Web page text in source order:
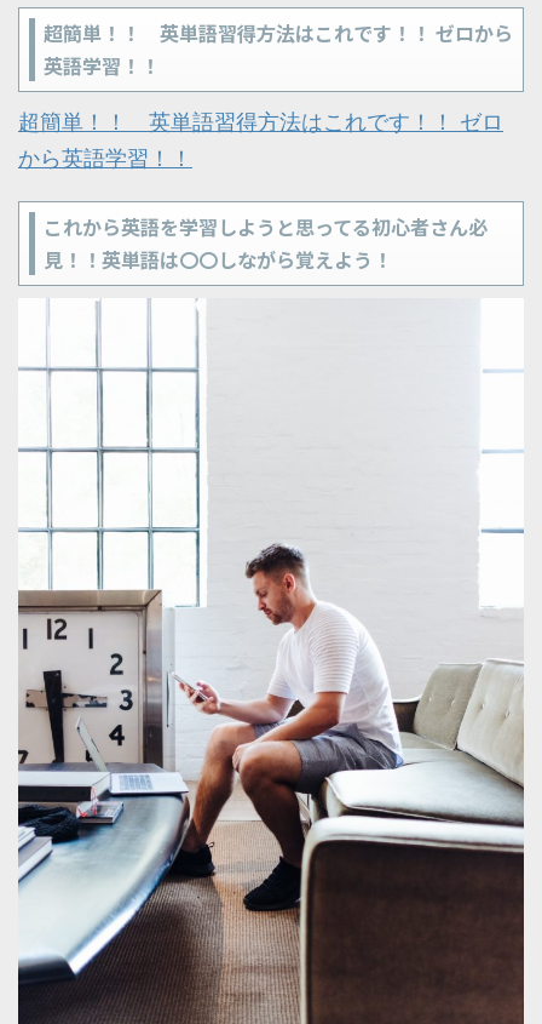
超簡単！！ 英単語習得方法はこれです！！ ゼロから
英語学習！！
超簡単！！ 英単語習得方法はこれです！！ ゼロ
から英語学習！！
これから英語を学習しようと思ってる初心者さん必
見！！英単語は〇〇しながら覚えよう！